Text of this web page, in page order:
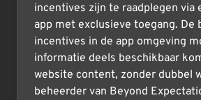
incentives zijn te raadplegen via
app met exclusieve toegang. De
incentives in de app omgeving
informatie deels beschikbaar
website content, zonder dubbel
beheerder van Beyond